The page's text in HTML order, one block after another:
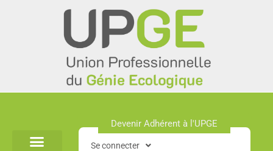
Devenir Adhérent à l'UPGE​
Se connecter